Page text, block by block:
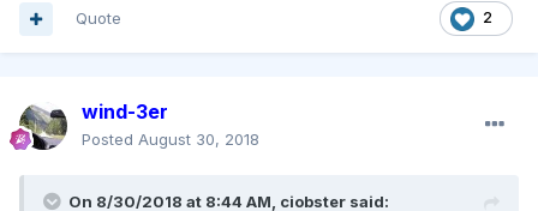
2
Quote
wind-3er
Posted August 30, 2018
On 8/30/2018 at 8:44 AM, ciobster said: